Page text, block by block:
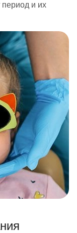
период и их